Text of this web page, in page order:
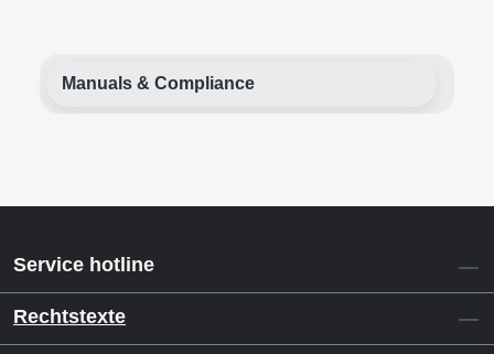
Manuals & Compliance
Service hotline
Rechtstexte